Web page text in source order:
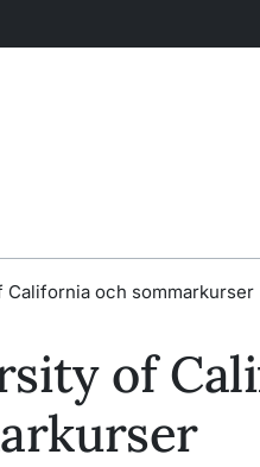
California och sommarkurser
of